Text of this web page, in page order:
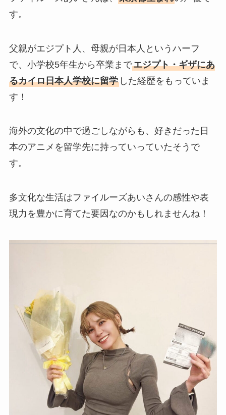
す。
父親がエジプト人、母親が日本人というハーフ
で、小学校5年生から卒業までエジプト・ギザにあ
るカイロ日本人学校に留学した経歴をもっていま
す！
海外の文化の中で過ごしながらも、好きだった日
本のアニメを留学先に持っていっていたそうで
す。
多文化な生活はファイルーズあいさんの感性や表
現力を豊かに育てた要因なのかもしれませんね！